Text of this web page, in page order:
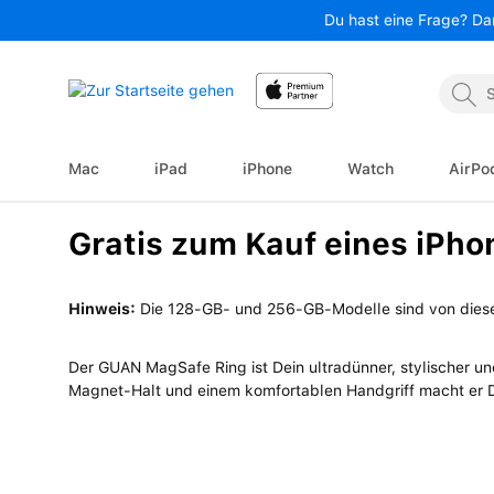
Du hast eine Frage?
Mac iPad iPhone Watch
Gratis zum Kauf eines
Hinweis: Die 128-GB- und 256-GB-Modelle sind von
Der GUAN MagSafe Ring ist Dein ultradünner, stylischer
Magnet-Halt und einem komfortablen Handgriff macht er